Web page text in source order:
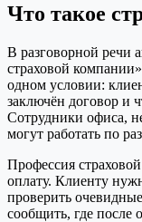
Что такое
В разговорной речи
страховой
одном условии:
заключён договор и
Сотрудники офиса,
могут работать по
Профессия
оплату. Клиенту
проверить
сообщить, где после